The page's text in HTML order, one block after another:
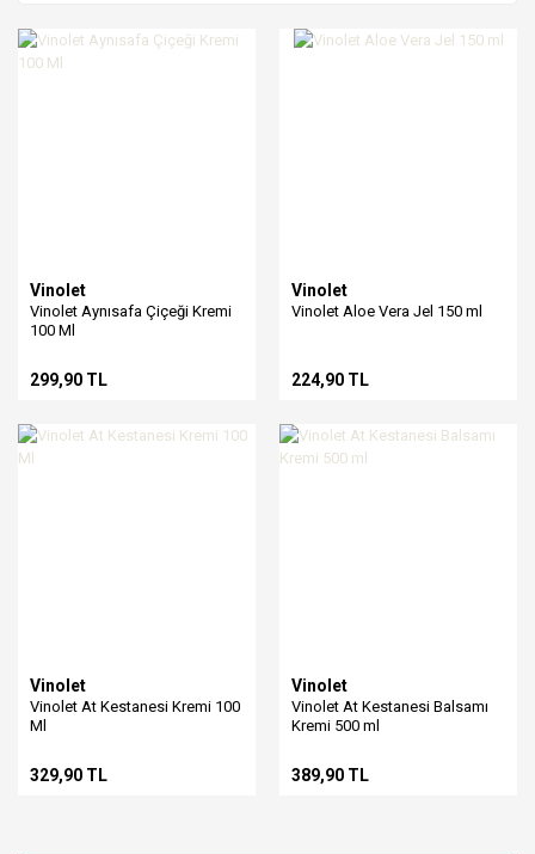
Vinolet
Vinolet Aynısafa Çiçeği Kremi
100 Ml
299,90 TL
Vinolet
Vinolet Aloe Vera Jel 150 ml
224,90 TL
Vinolet
Vinolet At Kestanesi Kremi 100
Ml
329,90 TL
Vinolet
Vinolet At Kestanesi Balsamı
Kremi 500 ml
389,90 TL